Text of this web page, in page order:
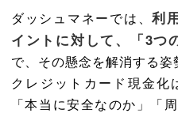
ダッシュマネーでは、利
イントに対して、「3つ
で、その懸念を解消する姿
クレジットカード現金
「本当に安全なのか」「